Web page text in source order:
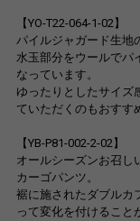
【YO-T22-064-1-02】
パイルジャガード生地
水玉部分をウールでパ
なっています。
ゆったりとしたサイズ
ていただくのもおすす
【YB-P81-002-2-02】
オールシーズンお召し
カーゴパンツ。
裾に施されたダブルカ
って変化を付けること